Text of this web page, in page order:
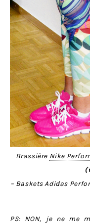
Brassière Nike
– Baskets Adidas
PS: NON, je ne me